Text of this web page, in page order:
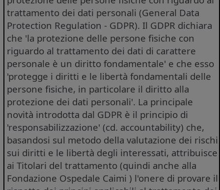
trattamento dei dati personali (General Data
Protection Regulation - GDPR). Il GDPR dichiara
che 'la protezione delle persone fisiche con
riguardo al trattamento dei dati di carattere
personale è un diritto fondamentale' e che esso
'protegge i diritti e le libertà fondamentali delle
persone fisiche, in particolare il diritto alla
protezione dei dati personali'. La principale
novità introdotta dal GDPR è il principio di
'responsabilizzazione' (cd. accountability) che,
basandosi sul metodo della valutazione dei rischi
sui diritti e le libertà degli interessati, attribuisce
ai Titolari del trattamento (quindi anche alla
Fondazione Ospedale Caimi ) l'onere di provare il